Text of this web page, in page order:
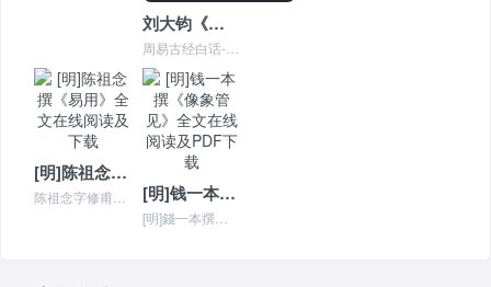
刘大钧《周易古经白话解•经传合辑》全文在线阅读及PDF下载
周易古经白话-刘大钧 刘大钧《周易古经白话解》【经传合辑】内容介绍 《周易经传白话解》内容简介：《周易》是群经之首，是经典中之经典，哲学中之哲学，谋略中之谋略。...
[明]陈祖念撰《易用》全文在线阅读及下载
陈祖念字修甫，连江人，生平不详。但据其父陈策为明神宗万历（1573－1619）时造生来看，他大致生活于明末清初之际，约与顾炎武、王船山同时代人。其撰写《易用》六... [明]钱一本撰《像象管见》全文在线阅读及PDF下载
[明]錢一本撰《像象管見》 [明]錢一本撰《像象管見》书籍简介 〖像象管见〗九卷。明钱一本（１５３９-１６１０）撰。此书不取京房、焦赣诸说,又不取陈抟、李之...